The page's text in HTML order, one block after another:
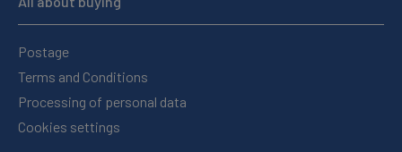
Postage
Terms and Conditions
Processing of personal data
Cookies settings